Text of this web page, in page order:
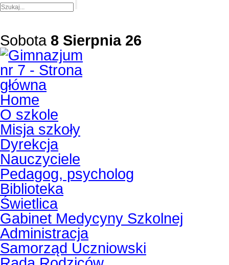
Sobota 8 Sierpnia 26
Home
O szkole
Misja szkoły
Dyrekcja
Nauczyciele
Pedagog, psycholog
Biblioteka
Świetlica
Gabinet Medycyny Szkolnej
Administracja
Samorząd Uczniowski